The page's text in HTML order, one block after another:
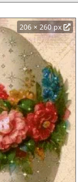
206 × 260 px